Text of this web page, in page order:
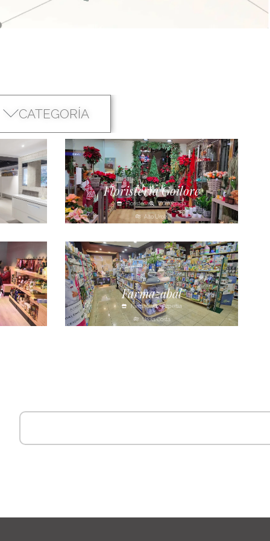
CATEGORÍA
Floristería Goilore
Floristería Zumarraga
Alto Urola
Farmazabal
Farmacia Azpeitia
Urola Costa